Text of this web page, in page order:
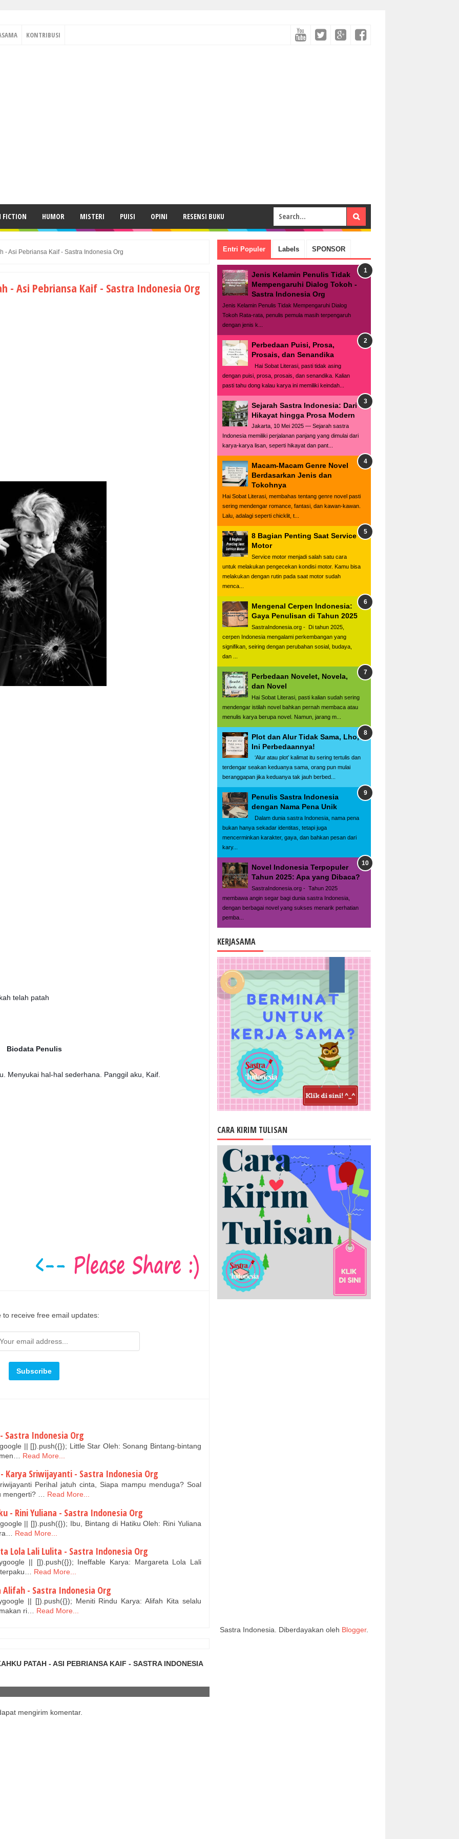
KONTRIBUSI
FICTION HUMOR MISTERI PUISI OPINI RESENSI BUKU
- Asi Pebriansa Kaif - Sastra Indonesia Org
- Asi Pebriansa Kaif - Sastra Indonesia Org
telah patah
Biodata Penulis
Menyukai hal-hal sederhana. Panggil aku, Kaif.
to receive free email updates:
Sastra Indonesia Org
|| []).push({}); Little Star Oleh: Sonang Bintang-bintang
Read More...
Karya Sriwijayanti - Sastra Indonesia Org
Perihal jatuh cinta, Siapa mampu menduga? Soal
mengerti? … Read More...
- Rini Yuliana - Sastra Indonesia Org
|| []).push({}); Ibu, Bintang di Hatiku Oleh: Rini Yuliana
Read More...
Lola Lali Lulita - Sastra Indonesia Org
|| []).push({}); Ineffable Karya: Margareta Lola Lali
terpaku… Read More...
Alifah - Sastra Indonesia Org
|| []).push({}); Meniti Rindu Karya: Alifah Kita selalu
ri…
Read More...
PATAH - ASI PEBRIANSA KAIF - SASTRA INDONESIA
mengirim komentar.
Entri Populer Labels SPONSOR
Jenis Kelamin Penulis Tidak
Mempengaruhi Dialog Tokoh -
Sastra Indonesia Org
Jenis Kelamin Penulis Tidak Mempengaruhi Dialog
Tokoh Rata-rata, penulis pemula masih terpengaruh
dengan jenis k...
Perbedaan Puisi, Prosa,
Prosais, dan Senandika
Hai Sobat Literasi, pasti tidak asing
dengan puisi, prosa, prosais, dan senandika. Kalian
pasti tahu dong kalau karya ini memiliki keindah...
Sejarah Sastra Indonesia: Dari
Hikayat hingga Prosa Modern
Jakarta, 10 Mei 2025 — Sejarah sastra
Indonesia memiliki perjalanan panjang yang dimulai dari
karya-karya lisan, seperti hikayat dan pant...
Macam-Macam Genre Novel
Berdasarkan Jenis dan
Tokohnya
Hai Sobat Literasi, membahas tentang genre novel pasti
sering mendengar romance, fantasi, dan kawan-kawan.
Lalu, adalagi seperti chicklit, t...
8 Bagian Penting Saat Service
Motor
Service motor menjadi salah satu cara
untuk melakukan pengecekan kondisi motor. Kamu bisa
melakukan dengan rutin pada saat motor sudah
menca...
Mengenal Cerpen Indonesia:
Gaya Penulisan di Tahun 2025
SastraIndonesia.org - Di tahun 2025,
cerpen Indonesia mengalami perkembangan yang
signifikan, seiring dengan perubahan sosial, budaya,
dan ...
Perbedaan Novelet, Novela,
dan Novel
Hai Sobat Literasi, pasti kalian sudah sering
mendengar istilah novel bahkan pernah membaca atau
menulis karya berupa novel. Namun, jarang m...
Plot dan Alur Tidak Sama, Lho,
Ini Perbedaannya!
‘Alur atau plot’ kalimat itu sering tertulis dan
terdengar seakan keduanya sama, orang pun mulai
beranggapan jika keduanya tak jauh berbed...
Penulis Sastra Indonesia
dengan Nama Pena Unik
Dalam dunia sastra Indonesia, nama pena
bukan hanya sekadar identitas, tetapi juga
mencerminkan karakter, gaya, dan bahkan pesan dari
kary...
Novel Indonesia Terpopuler
Tahun 2025: Apa yang Dibaca?
SastraIndonesia.org - Tahun 2025
membawa angin segar bagi dunia sastra Indonesia,
dengan berbagai novel yang sukses menarik perhatian
pemba...
KERJASAMA
CARA KIRIM TULISAN
Sastra Indonesia. Diberdayakan oleh Blogger.